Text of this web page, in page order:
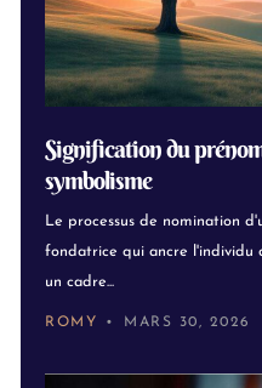
Signification du
symbolisme
Le processus de nomination
fondatrice qui ancre l'individu
un cadre...
ROMY MARS 30, 2026